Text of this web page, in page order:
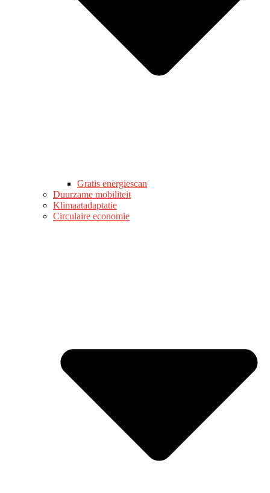
Gratis energiescan
Duurzame mobiliteit
Klimaatadaptatie
Circulaire economie